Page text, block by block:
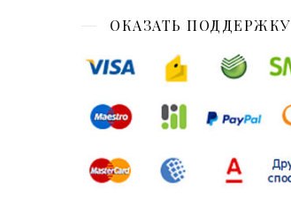
ОКАЗАТЬ ПОДДЕРЖКУ